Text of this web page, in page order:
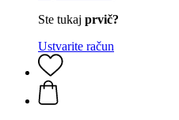
Ste tukaj prvič?
Ustvarite račun